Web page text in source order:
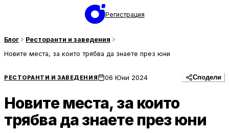
Регистрация
Блог
Ресторанти и заведения
Новите места, за които трябва да знаете през юни
РЕСТОРАНТИ И ЗАВЕДЕНИЯ 06 Юни 2024 Сподели
Новите места, за които
трябва да знаете през юни